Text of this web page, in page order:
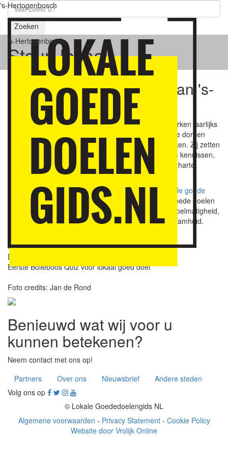
's-Hertogenbosch
's-Hertogenbosch
Zoeken
Steun lokaal!
Samen geven we kleur aan 's-
Hertogenbosch!
’s-Hertogenbosch bloeit! Ruim50.000 vrijwilligers
werken jaarlijks
circa 10 miljoen uur om Den Bosch en de omliggende dorpen
leuker, groener, socialer, gezelliger en mooier te maken. Zij zetten
zich in voor u, uw ouders, kinderen, familie, buren en kennissen,
kunnen dit niet alleen. Uw hulp en steun is van harte
welkom.
Op deze site vindt u een exclusieve selectie van l
okale goede
die uw waardering en steun waard zijn.
De goede doelen
voldoen aan
strenge criteriavan betrouwbaarheid, doelmatigheid,
lokale betrokkenheid, continuïteit en (sociale) duurzaamheid.
Gastvrij 's-Hertogenbosch opgenomen in gids
Dierenwei Geitenbrij opgenomen in gids
Eerste Bolleboos Quiz voor lokaal goed doel
Foto credits: Jan de Rond
Benieuwd wat wij voor u
kunnen betekenen?
Neem contact met ons op!
Partners
Over ons Nieuwsbrief
Andere steden
Volg ons op
© Lokale Goededoelengids NL
Algemene voorwaarden - Privacy Statement- Cookie Policy
Website door Vrolijk Online